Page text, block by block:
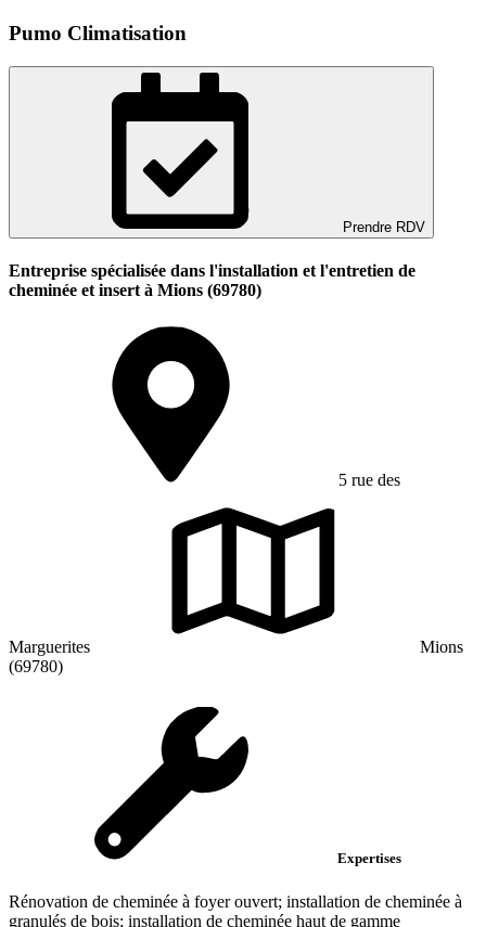
Pumo Climatisation
Prendre RDV
Entreprise spécialisée dans l'installation et l'entretien de
cheminée et insert à Mions (69780)
5 rue des
Marguerites
Mions
(69780)
Expertises
Rénovation de cheminée à foyer ouvert; installation de cheminée à
granulés de bois; installation de cheminée haut de gamme